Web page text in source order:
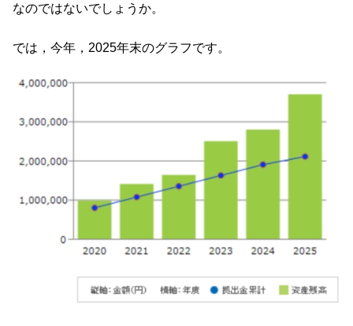
なのではないでしょうか。
では，今年，2025年末のグラフです。